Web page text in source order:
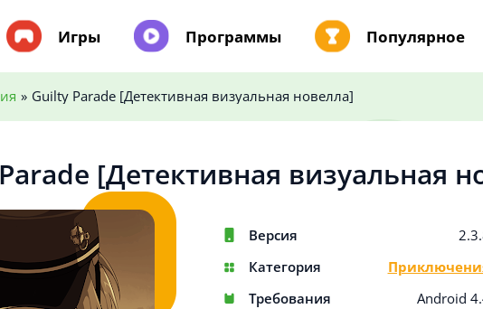
Игры Программы Популярное
» Guilty Parade [Детективная визуальная новелла]
[Детективная визуальная
Версия
Категория
Требования
Android